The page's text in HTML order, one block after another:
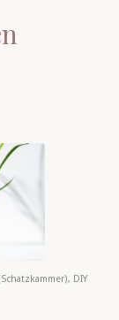
, DIY